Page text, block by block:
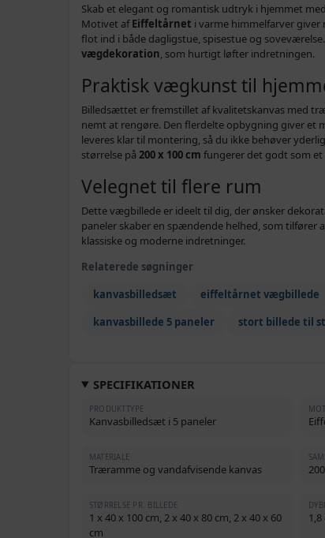
Skab et elegant og romantisk udtryk i hjemmet
Motivet afEiffeltårnet i varme himmelfarver
flot ind i både dagligstue, spisestue og
vægdekoration , som hurtigt løfter indretningen.
Praktisk vægkunst til
Billedsættet er fremstillet af kvalitetskanvas med
nemt at rengøre. Den flerdelte opbygning giver
leveres klar til montering, så du ikke behøver
størrelse på 200 x 100 cm fungerer det godt som et
Velegnet til flere rum
Dette vægbillede er ideelt til dig, der ønsker
paneler skaber en spændende helhed, som
klassiske og moderne indretninger.
Relaterede søgninger
kanvasbilledsæt
eiffeltårnet vægbillede
kanvasbillede 5 paneler
stort billede til
SPECIFIKATIONER
PRODUKTTYPE
Kanvasbilledsæt i 5 paneler
MATERIALE
Træramme og vandafvisende kanvas
STØRRELSE PR. BILLEDE
1 x 40 x 100 cm, 2 x 40 x 80 cm, 2 x 40 x 60
cm